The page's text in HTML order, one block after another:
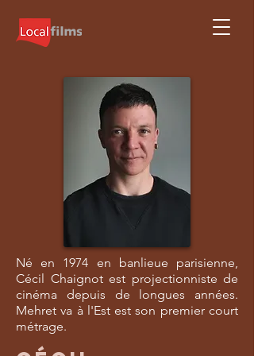
Né en 1974 en banlieue parisienne,
Cécil Chaignot est projectionniste de
cinéma depuis de longues années.
Mehret va à l'Est est son premier court
métrage.